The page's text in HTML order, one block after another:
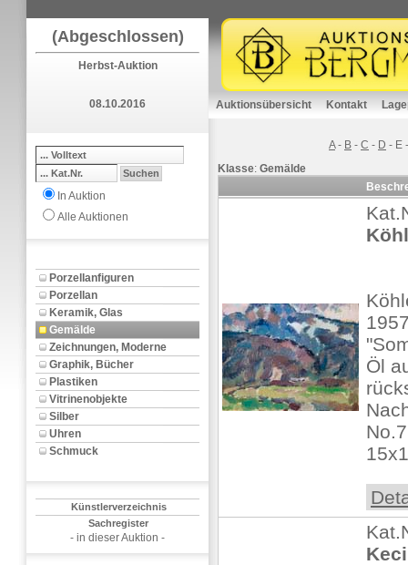
(Abgeschlossen)
Herbst-Auktion
08.10.2016
In Auktion
Alle Auktionen
Porzellanfiguren
Porzellan
Keramik, Glas
Gemälde
Zeichnungen, Moderne
Graphik, Bücher
Plastiken
Vitrinenobjekte
Silber
Uhren
Schmuck
Künstlerverzeichnis
Sachregister
- in dieser Auktion -
Auktionsübersicht Kontakt
A- B - C - D - E
Klasse: Gemälde
Öl